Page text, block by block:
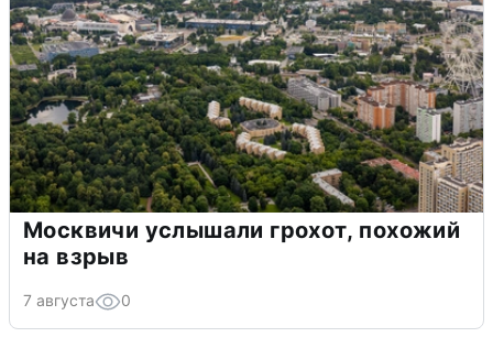
Москвичи услышали грохот, похожий
на взрыв
7 августа 0